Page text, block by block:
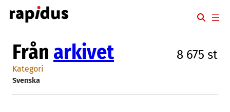
Hoppa
till
Från arkivet 8 675 st
Kategori
Svenska